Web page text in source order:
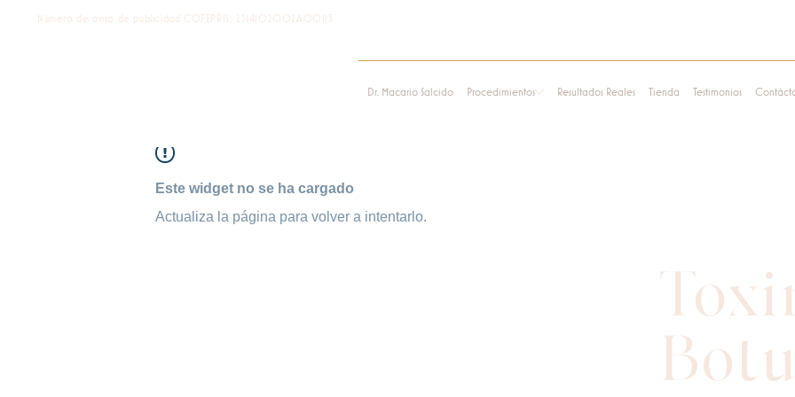
Número de aviso de publicidad COFEPRIS: 2314102002A00113
Dr. Macario Salcido Procedimientos Resultados Reales Tienda Testimonios
Este widget no se ha cargado
Actualiza la página para volver a intentarlo.